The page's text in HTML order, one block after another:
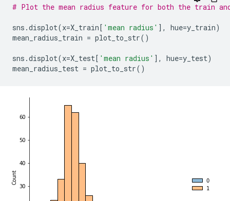
# Plot the mean radius feature for both the train
sns .displot(x=X_train[ 'mean radius' ], hue=y_train)
mean_radius_train = plot_to_str()
sns .displot(x=X_test[ 'mean radius' ], hue=y_test)
mean_radius_test = plot_to_str()